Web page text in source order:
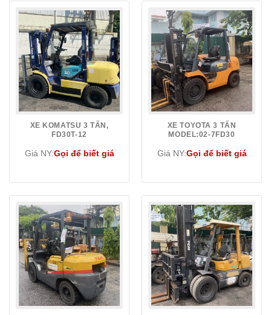
XE KOMATSU 3 TẤN,
FD30T-12
Giá NY:Gọi để biết giá
XE TOYOTA 3 TẤN
MODEL:02-7FD30
Giá NY:Gọi để biết giá